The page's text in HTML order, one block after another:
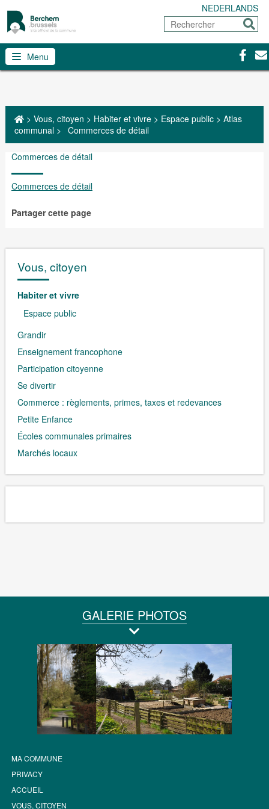
NEDERLANDS
Rechercher
Menu
> Vous, citoyen > Habiter et vivre> Espace public> Atlas
communal> Commerces de détail
Commerces de détail
Commerces de détail
Partager cette page
Vous, citoyen
Habiter et vivre
Espace public
Grandir
Enseignement francophone
Participation citoyenne
Se divertir
Commerce : règlements, primes, taxes et redevances
Petite Enfance
Écoles communales primaires
Marchés locaux
GALERIE PHOTOS
MA COMMUNE
PRIVACY
ACCUEIL
VOUS, CITOYEN